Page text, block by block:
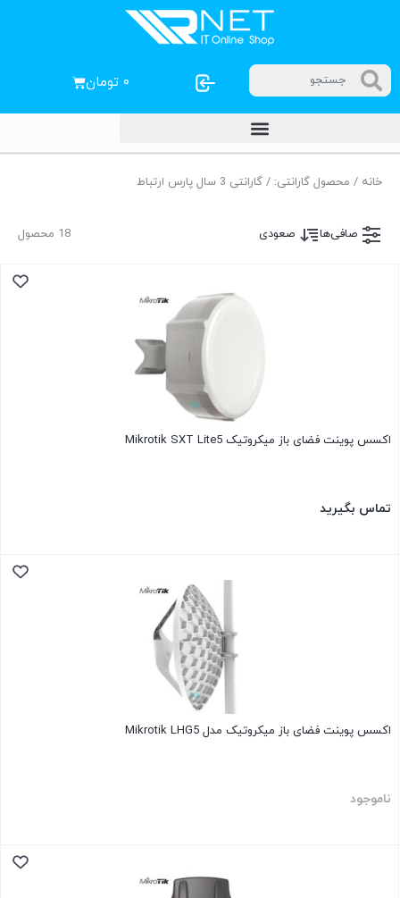
۰ تومان
خانه / محصول گارانتی: / گارانتی 3 سال پارس ارتباط
18 محصول صافی‌ها صعودی
اکسس پوینت فضای باز میکروتیک Mikrotik SXT Lite5
تماس بگیرید
اکسس پوینت فضای باز میکروتیک مدل Mikrotik LHG5
ناموجود